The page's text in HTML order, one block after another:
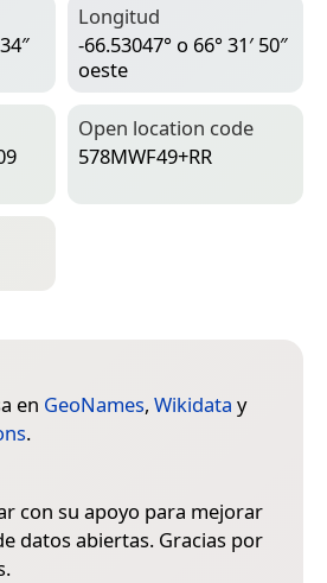
Longitud
-66.53047° o 66° 31′ 50″
oeste
Open location code
578MWF49+RR
en GeoNames, Wikidata y
.
con su apoyo para mejorar
datos abiertas. Gracias por